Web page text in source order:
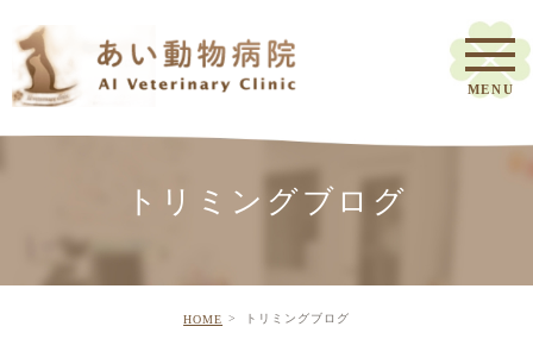
トリミングブログ
HOME トリミングブログ